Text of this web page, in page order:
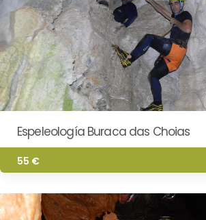
Espeleología Buraca das Choias
55 €